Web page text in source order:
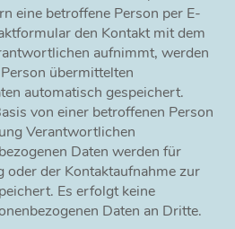
eine betroffene Person per E-
den Kontakt mit dem
aufnimmt, werden
übermittelten
automatisch gespeichert.
von einer betroffenen Person
Verantwortlichen
Daten werden für
oder der Kontaktaufnahme zur
Es erfolgt keine
Daten an Dritte.